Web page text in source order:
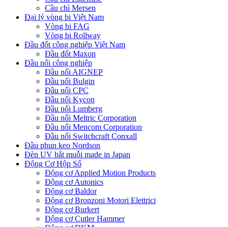
Cầu chì Mersen
Đại lý vòng bi Việt Nam
Vòng bi FAG
Vòng bi Rollway
Đầu đốt công nghiệp Việt Nam
Đầu đốt Maxon
Đầu nối công nghiệp
Đầu nối AIGNEP
Đầu nối Bulgin
Đầu nối CPC
Đầu nối Kycon
Đầu nối Lumberg
Đầu nối Meltric Corporation
Đầu nối Mencom Corporation
Đầu nối Switchcraft Conxall
Đầu phun keo Nordson
Đèn UV bắt muỗi made in Japan
Động Cơ Hộp Số
Động cơ Applied Motion Products
Động cơ Autonics
Động cơ Baldor
Động cơ Bronzoni Motori Elettrici
Động cơ Burkert
Động cơ Cutler Hammer